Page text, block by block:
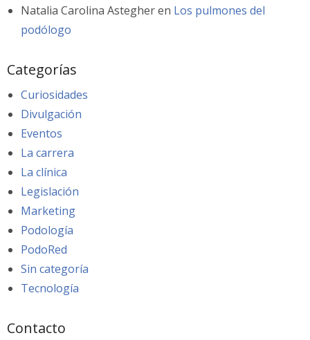
Natalia Carolina Astegheren Los pulmones del
podólogo
Categorías
Curiosidades
Divulgación
Eventos
La carrera
La clínica
Legislación
Marketing
Podología
PodoRed
Sin categoría
Tecnología
Contacto